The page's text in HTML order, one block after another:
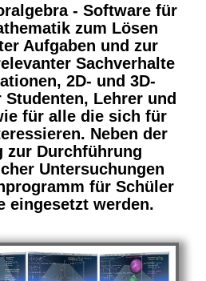
- Software für
zum Lösen
Aufgaben und zur
Sachverhalte
2D- und 3D-
Lehrer und
für alle die sich für
Neben der
zur Durchführung
Untersuchungen
für Schüler
eingesetzt werden.